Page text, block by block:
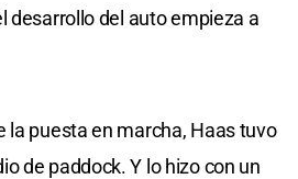
desarrollo del auto empieza a
la puesta en marcha, Haas tuvo
de paddock. Y lo hizo con un